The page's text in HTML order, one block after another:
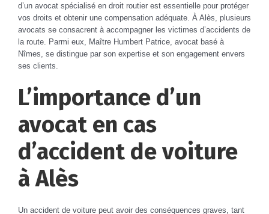
d’un avocat spécialisé en droit routier est essentielle pour protéger
vos droits et obtenir une compensation adéquate. À Alès, plusieurs
avocats se consacrent à accompagner les victimes d’accidents de
la route. Parmi eux, Maître Humbert Patrice, avocat basé à
Nîmes, se distingue par son expertise et son engagement envers
ses clients.
L’importance d’un
avocat en cas
d’accident de voiture
à Alès
Un accident de voiture peut avoir des conséquences graves, tant